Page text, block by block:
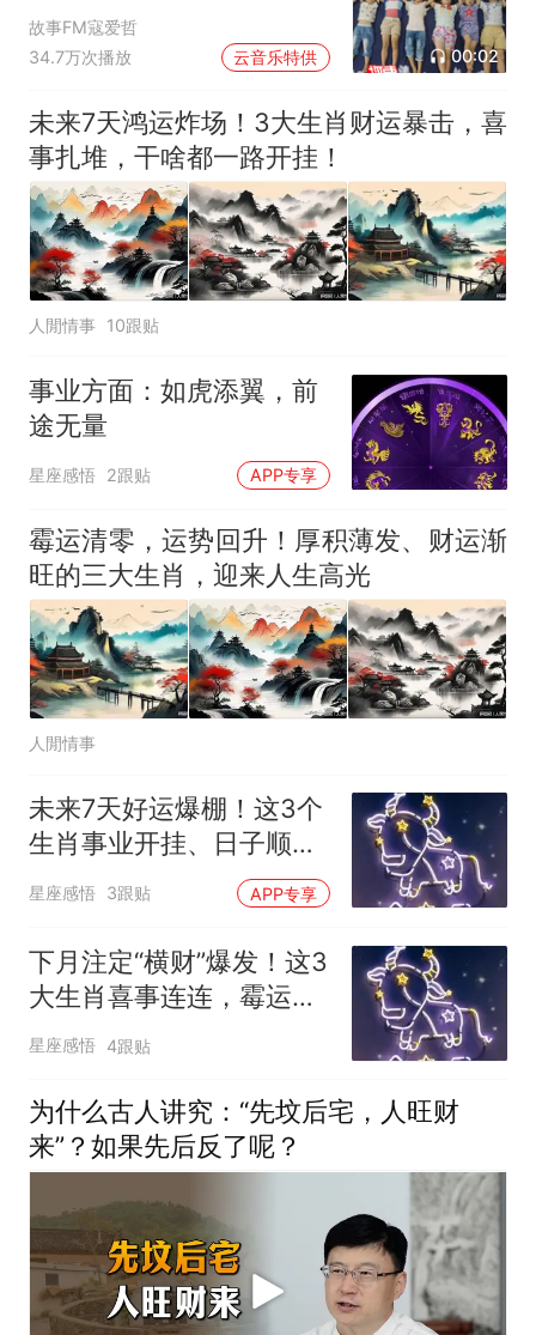
故事FM寇爱哲
34.7万次播放
云音乐特供 00:02
未来7天鸿运炸场！3大生肖财运暴击，喜
事扎堆，干啥都一路开挂！
人閒情事 10跟贴
事业方面：如虎添翼，前
途无量
星座感悟 2跟贴 APP专享
霉运清零，运势回升！厚积薄发、财运渐
旺的三大生肖，迎来人生高光
人閒情事
未来7天好运爆棚！这3个
生肖事业开挂、日子顺
心，有你吗？各位朋友大
家好，我是你们的星座情
感博主
星座感悟 3跟贴 APP专享
下月注定“横财”爆发！这3
大生肖喜事连连，霉运清
零，日子越过越顺！
星座感悟 4跟贴
为什么古人讲究：“先坟后宅，人旺财
来”？如果先后反了呢？